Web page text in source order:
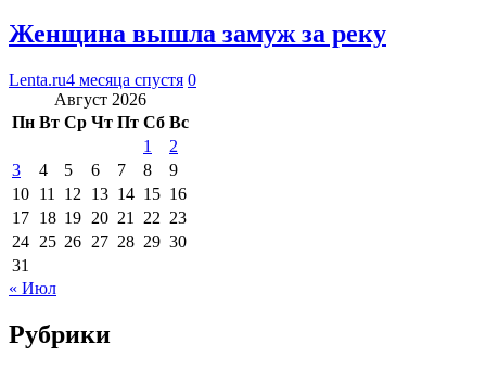
Женщина вышла замуж за реку
Lenta.ru4 месяца спустя 0
Август 2026
Пн Вт Ср Чт Пт Сб Вс
1
2
3
4 5 6 7 8
9
10 11 12 13 14 15 16
17 18 19 20 21 22 23
24 25 26 27 28 29 30
31
« Июл
Рубрики